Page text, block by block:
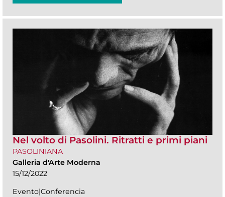
Nel volto di Pasolini. Ritratti e primi piani
PASOLINIANA
Galleria d'Arte Moderna
15/12/2022
Evento|Conferencia